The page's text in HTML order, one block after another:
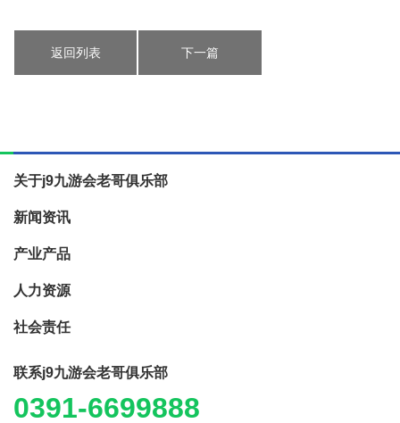
返回列表 下一篇
关于j9九游会老哥俱乐部
新闻资讯
产业产品
人力资源
社会责任
联系j9九游会老哥俱乐部
0391-6699888